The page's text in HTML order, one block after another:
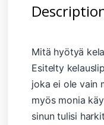
Mitä hyötyä
Esitelty
joka ei ole vain
myös monia
sinun tulisi